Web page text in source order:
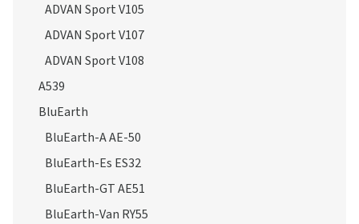
ADVAN Sport V105
ADVAN Sport V107
ADVAN Sport V108
A539
BluEarth
BluEarth-A AE-50
BluEarth-Es ES32
BluEarth-GT AE51
BluEarth-Van RY55